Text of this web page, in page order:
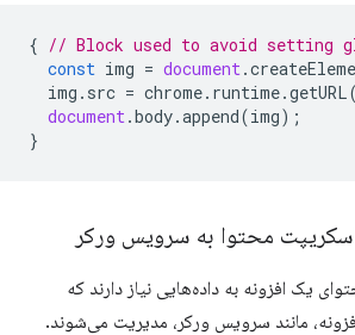
{ // Block used to avoid setting
const img = document.
img . src = chrome. runtime.getURL(
document.body.append(img);
}
محتوا به سرویس ورکر
یک افزونه به داده‌هایی نیاز دارند که
مانند سرویس ورکر، مدیریت می‌شوند.